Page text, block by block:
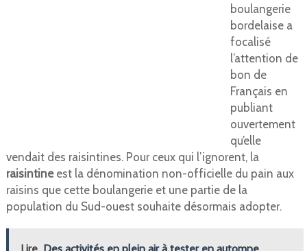
boulangerie
bordelaise a
focalisé
l’attention de
bon de
Français en
publiant
ouvertement
qu’elle
vendait des raisintines. Pour ceux qui l’ignorent, la
raisintineest la dénomination non-officielle du pain aux
raisins que cette boulangerie et une partie de la
population du Sud-ouest souhaite désormais adopter.